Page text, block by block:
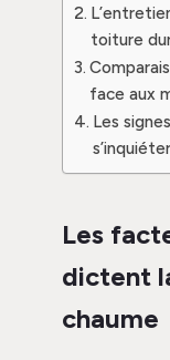
toiture
face aux
Les
Les
dictent
chaume